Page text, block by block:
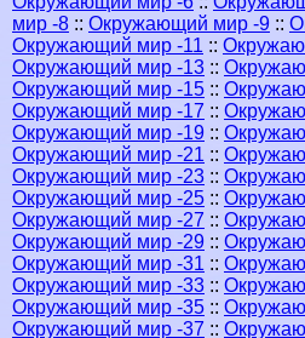
мир -8 :: Окружающий мир -9 ::
Окружающий мир -11 ::
Окружающий мир -13 ::
Окружающий мир -15 ::
Окружающий мир -17 ::
Окружающий мир -19 ::
Окружающий мир -21 ::
Окружающий мир -23 ::
Окружающий мир -25 ::
Окружающий мир -27 ::
Окружающий мир -29 ::
Окружающий мир -31 ::
Окружающий мир -33 ::
Окружающий мир -35 ::
Окружающий мир -37 ::